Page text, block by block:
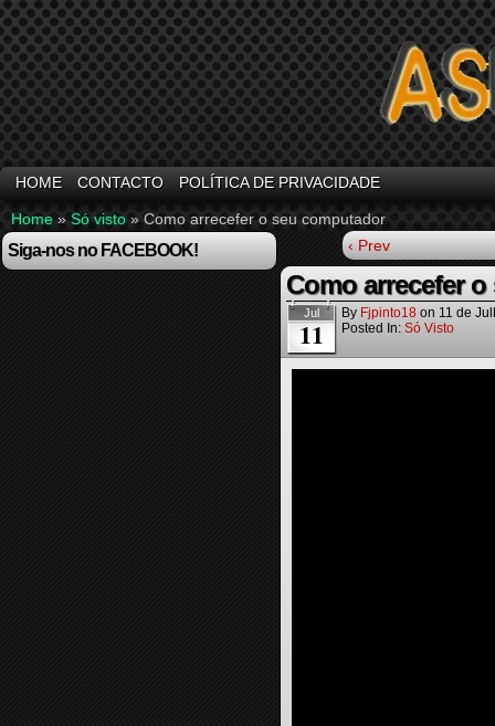
HOME CONTACTO POLÍTICA DE PRIVACIDADE
Home » Só visto » Como arrecefer o seu computador
Siga-nos no FACEBOOK! ‹ Prev
Como arrecefer
Jul
11
By Fjpinto18 on 11 de
Posted In: Só Visto